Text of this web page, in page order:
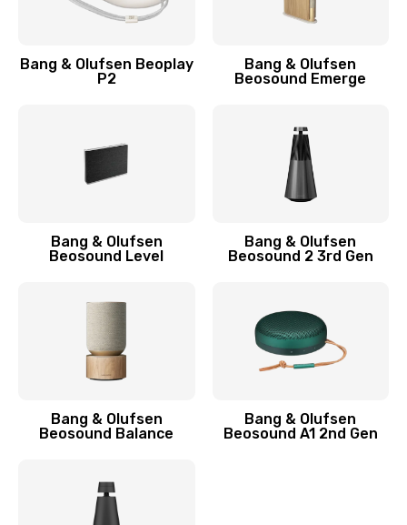
Bang & Olufsen Beoplay
P2
Bang & Olufsen
Beosound Emerge
Bang & Olufsen
Beosound Level
Bang & Olufsen
Beosound 2 3rd Gen
Bang & Olufsen
Beosound Balance
Bang & Olufsen
Beosound A1 2nd Gen